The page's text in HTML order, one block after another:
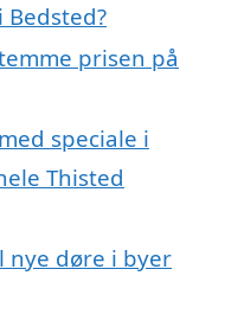
prisen på
speciale i
Thisted
nye døre i byer